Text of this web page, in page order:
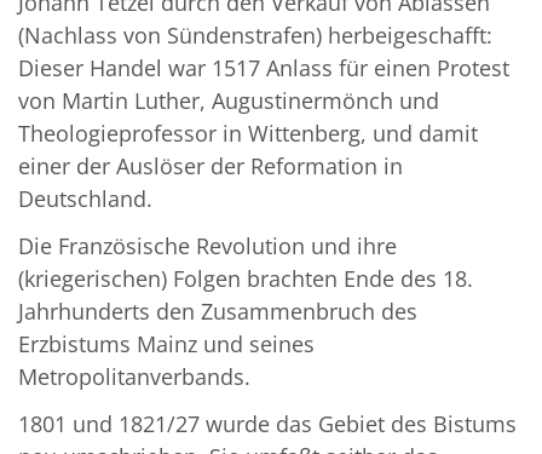
(Nachlass von Sündenstrafen) herbeigeschafft:
Dieser Handel war 1517 Anlass für einen Protest
von Martin Luther, Augustinermönch und
Theologieprofessor in Wittenberg, und damit
einer der Auslöser der Reformation in
Deutschland.
Die Französische Revolution und ihre
(kriegerischen) Folgen brachten Ende des 18.
Jahrhunderts den Zusammenbruch des
Erzbistums Mainz und seines
Metropolitanverbands.
1801 und 1821/27 wurde das Gebiet des Bistums